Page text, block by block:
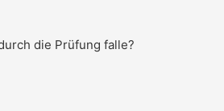
die Prüfung falle?